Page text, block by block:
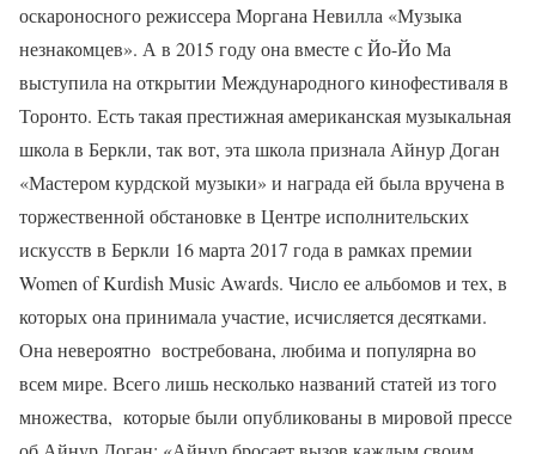
оскароносного режиссера Моргана Невилла «Музыка
незнакомцев». А в 2015 году она вместе с Йо-Йо Ма
выступила на открытии Международного кинофестиваля в
Торонто. Есть такая престижная американская музыкальная
школа в Беркли, так вот, эта школа признала Айнур Доган
«Мастером курдской музыки» и награда ей была вручена в
торжественной обстановке в Центре исполнительских
искусств в Беркли 16 марта 2017 года в рамках премии
Women of Kurdish Music Awards. Число ее альбомов и тех, в
которых она принимала участие, исчисляется десятками.
Она невероятно востребована, любима и популярна во
всем мире. Всего лишь несколько названий статей из того
множества, которые были опубликованы в мировой прессе